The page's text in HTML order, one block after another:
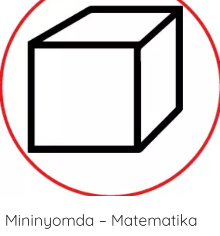
Mininyomda – Matematika